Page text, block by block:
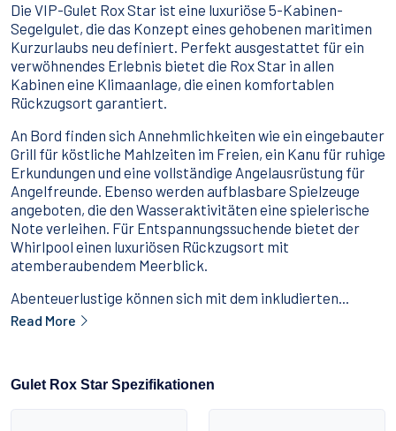
Die VIP-Gulet Rox Star ist eine luxuriöse 5-Kabinen-
Segelgulet, die das Konzept eines gehobenen maritimen
Kurzurlaubs neu definiert. Perfekt ausgestattet für ein
verwöhnendes Erlebnis bietet die Rox Star in allen
Kabinen eine Klimaanlage, die einen komfortablen
Rückzugsort garantiert.
An Bord finden sich Annehmlichkeiten wie ein eingebauter
Grill für köstliche Mahlzeiten im Freien, ein Kanu für ruhige
Erkundungen und eine vollständige Angelausrüstung für
Angelfreunde. Ebenso werden aufblasbare Spielzeuge
angeboten, die den Wasseraktivitäten eine spielerische
Note verleihen. Für Entspannungssuchende bietet der
Whirlpool einen luxuriösen Rückzugsort mit
atemberaubendem Meerblick.
Abenteuerlustige können sich mit dem inkludierten...
Read More
Gulet Rox Star Spezifikationen